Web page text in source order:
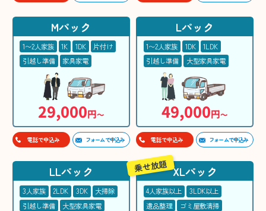
Mパック
1〜2人家族 1K 1DK
片付け
引越し準備
家具家電
29,000円〜
電話で申込み フォームで申込み
Lパック
1〜2人家族 1DK
1LDK
引越し準備
大型家具家電
49,000円〜
電話で申込み フォームで申込み
LLパック
3人家族 2LDK 3DK
大掃除
引越し準備
大型家具家電
XLパック
4人家族以上
3LDK以上
遺品整理
ゴミ屋敷清掃
乗せ放題